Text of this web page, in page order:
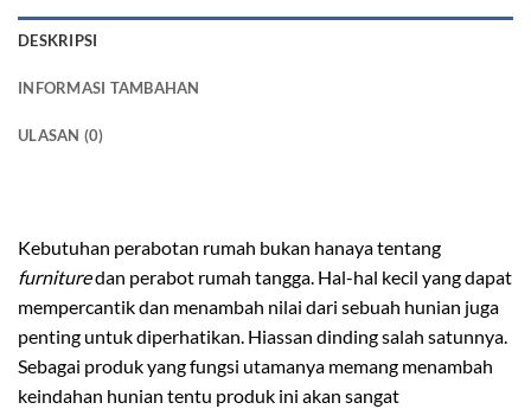
DESKRIPSI
INFORMASI TAMBAHAN
ULASAN (0)
Kebutuhan perabotan rumah bukan hanaya tentang
furnituredan perabot rumah tangga. Hal-hal kecil yang dapat
mempercantik dan menambah nilai dari sebuah hunian juga
penting untuk diperhatikan. Hiassan dinding salah satunnya.
Sebagai produk yang fungsi utamanya memang menambah
keindahan hunian tentu produk ini akan sangat